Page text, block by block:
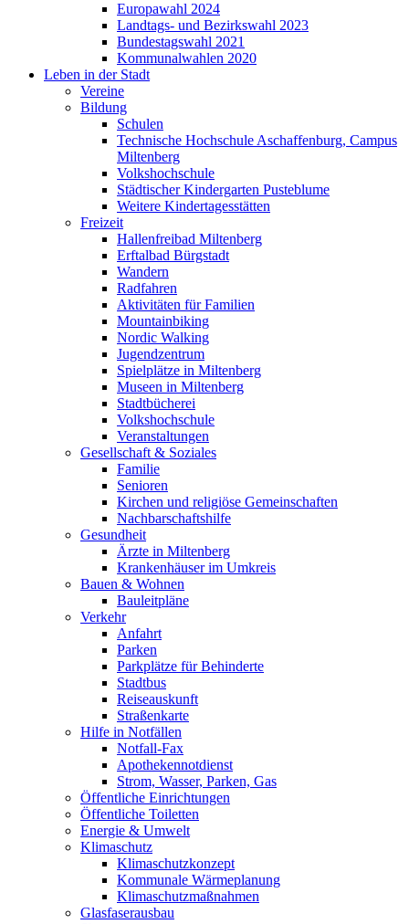
Europawahl 2024
Landtags- und Bezirkswahl 2023
Bundestagswahl 2021
Kommunalwahlen 2020
Leben in der Stadt
Vereine
Bildung
Schulen
Technische Hochschule Aschaffenburg, Campus
Miltenberg
Volkshochschule
Städtischer Kindergarten Pusteblume
Weitere Kindertagesstätten
Freizeit
Hallenfreibad Miltenberg
Erftalbad Bürgstadt
Wandern
Radfahren
Aktivitäten für Familien
Mountainbiking
Nordic Walking
Jugendzentrum
Spielplätze in Miltenberg
Museen in Miltenberg
Stadtbücherei
Volkshochschule
Veranstaltungen
Gesellschaft & Soziales
Familie
Senioren
Kirchen und religiöse Gemeinschaften
Nachbarschaftshilfe
Gesundheit
Ärzte in Miltenberg
Krankenhäuser im Umkreis
Bauen & Wohnen
Bauleitpläne
Verkehr
Anfahrt
Parken
Parkplätze für Behinderte
Stadtbus
Reiseauskunft
Straßenkarte
Hilfe in Notfällen
Notfall-Fax
Apothekennotdienst
Strom, Wasser, Parken, Gas
Öffentliche Einrichtungen
Öffentliche Toiletten
Energie & Umwelt
Klimaschutz
Klimaschutzkonzept
Kommunale Wärmeplanung
Klimaschutzmaßnahmen
Glasfaserausbau